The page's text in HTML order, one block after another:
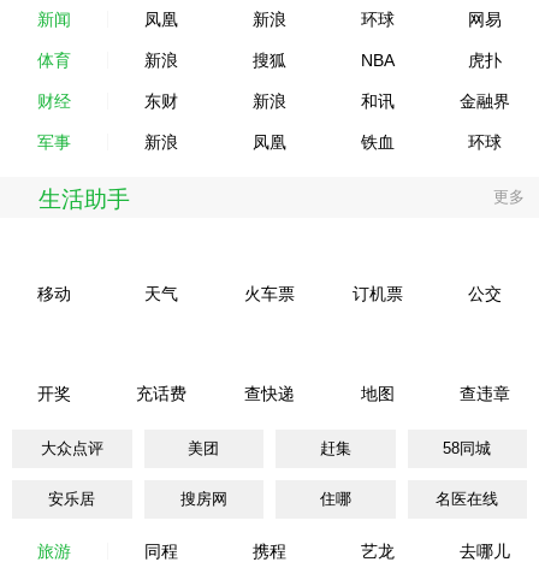
新闻 凤凰 新浪 环球 网易
体育 新浪 搜狐 NBA 虎扑
财经 东财 新浪 和讯 金融界
军事 新浪 凤凰 铁血 环球
生活助手 更多
移动 天气 火车票 订机票 公交
开奖 充话费 查快递 地图 查违章
大众点评 美团 赶集 58同城
安乐居 搜房网 住哪 名医在线
旅游 同程 携程 艺龙 去哪儿